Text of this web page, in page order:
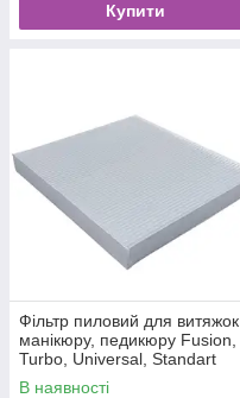
Купити
Фільтр пиловий для витяжок
манікюру, педикюру Fusion,
Turbo, Universal, Standart
В наявності